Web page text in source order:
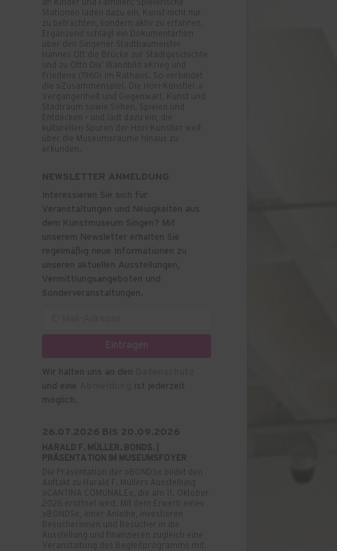
Stationen laden dazu ein, Kunst nicht nur
zu betrachten, sondern aktiv zu erfahren.
Ergänzend schlägt ein Dokumentarfilm
über den Singener Stadtbaumeister
Hannes Ott die Brücke zur Stadtgeschichte
und zu Otto Dix’ Wandbild »Krieg und
Frieden« (1960) im Rathaus. So verbindet
die »Zusammenspiel. Die Höri-Künstler.«
Vergangenheit und Gegenwart, Kunst und
Stadtraum sowie Sehen, Spielen und
Entdecken – und lädt dazu ein, die
kulturellen Spuren der Höri-Künstler weit
über die Museumsräume hinaus zu
Interessieren Sie sich für
Veranstaltungen und Neuigkeiten aus
dem Kunstmuseum Singen? Mit
unserem Newsletter erhalten Sie
regelmäßig neue Informationen zu
unseren aktuellen Ausstellungen,
Vermittlungsangeboten und
Sonderveranstaltungen.
Wir halten uns an den
und eine
ist jederzeit
möglich.
HARALD F. MÜLLER. BONDS. |
PRÄSENTATION IM MUSEUMSFOYER
Die Präsentation der »BONDS« bildet den
Auftakt zu Harald F. Müllers Ausstellung
»CANTINA COMUNALE«, die am 11. Oktober
2026 eröffnet wird. Mit dem Erwerb eines
»BONDS«, einer Anleihe, investieren
Ausstellung und finanzieren zugleich eine
Veranstaltung des Begleitprogramms mit.